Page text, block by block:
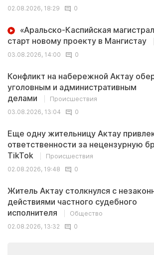
02.08.2026, 18:29
0
«Аральско-Каспийская
старт новому проекту в Мангистау
03.08.2026, 14:00
0
Конфликт на набережной Актау
уголовным и административным
делами
Происшествия
03.08.2026, 13:04
0
Еще одну жительницу Актау
ответственности за нецензурную
TikTok
Происшествия
02.08.2026, 19:48
0
Житель Актау столкнулся с
действиями частного судебного
исполнителя
Общество
02.08.2026, 13:32
0